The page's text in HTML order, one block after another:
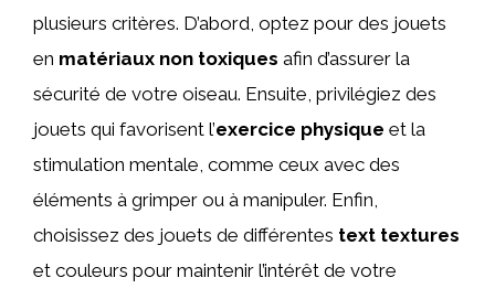
plusieurs critères. D’abord, optez pour des jouets
en matériaux non toxiques afin d’assurer la
sécurité de votre oiseau. Ensuite, privilégiez des
jouets qui favorisent l’exercice physique et la
stimulation mentale, comme ceux avec des
éléments à grimper ou à manipuler. Enfin,
choisissez des jouets de différentes text textures
et couleurs pour maintenir l’intérêt de votre